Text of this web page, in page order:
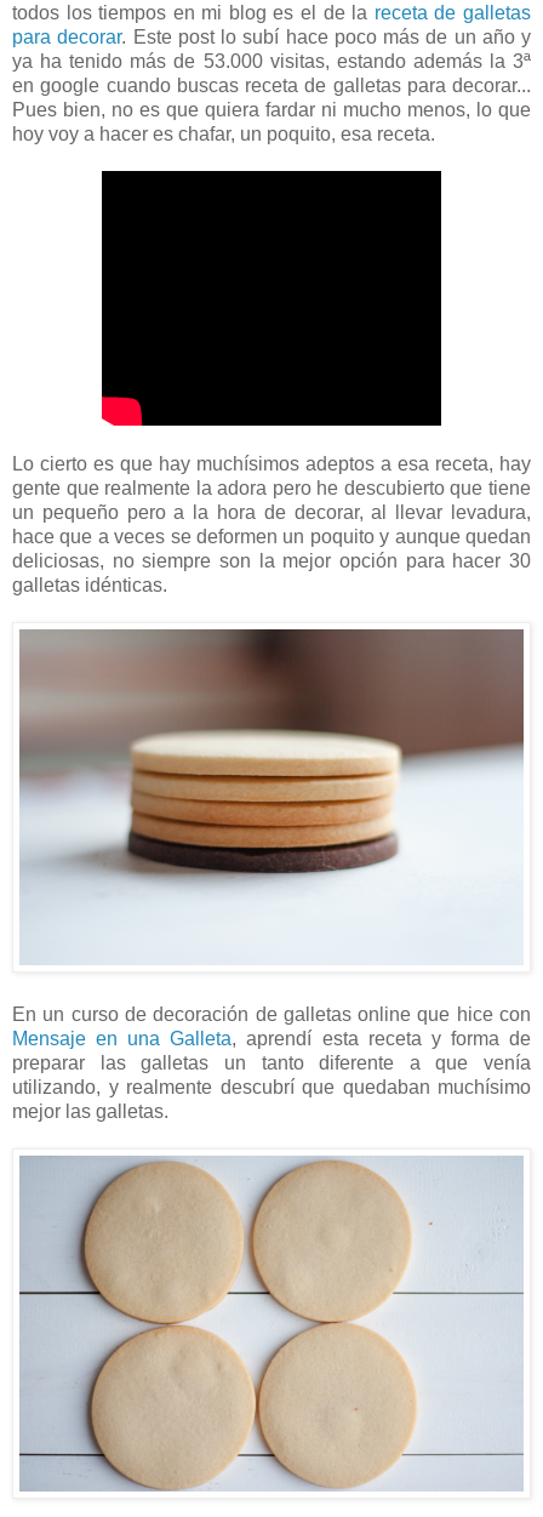
todos los tiempos en mi blog es el de la receta de galletas
para decorar. Este post lo subí hace poco más de un año y
ya ha tenido más de 53.000 visitas, estando además la 3ª
en google cuando buscas receta de galletas para decorar...
Pues bien, no es que quiera fardar ni mucho menos, lo que
hoy voy a hacer es chafar, un poquito, esa receta.
Lo cierto es que hay muchísimos adeptos a esa receta, hay
gente que realmente la adora pero he descubierto que tiene
un pequeño pero a la hora de decorar, al llevar levadura,
hace que a veces se deformen un poquito y aunque quedan
deliciosas, no siempre son la mejor opción para hacer 30
galletas idénticas.
En un curso de decoración de galletas online que hice con
Mensaje en una Galleta, aprendí esta receta y forma de
preparar las galletas un tanto diferente a que venía
utilizando, y realmente descubrí que quedaban muchísimo
mejor las galletas.